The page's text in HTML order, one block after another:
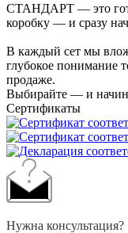
СТАНДАРТ — это
коробку — и сразу
В каждый сет мы
глубокое понимание
продаже.
Выбирайте — и
Сертификаты
Нужна консультация?